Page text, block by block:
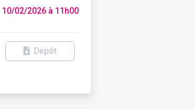
10/02/2026 à 11h00
Dépôt